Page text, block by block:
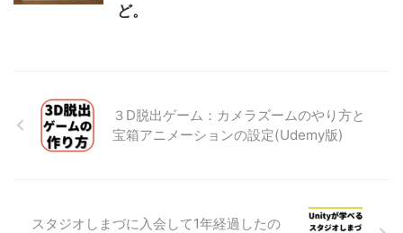
ど。
３D脱出ゲーム：カメラズームのやり方と
宝箱アニメーションの設定(Udemy版)
スタジオしまづに入会して1年経過したの